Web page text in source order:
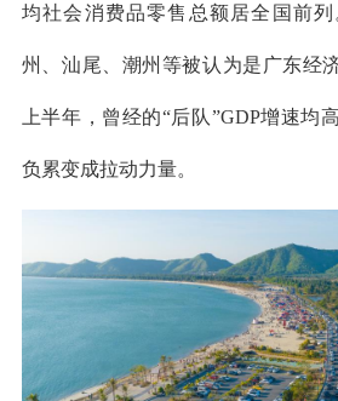
均社会消费品零售总额居全国前
州、汕尾、潮州等被认为是广东经
上半年，曾经的“后队”GDP增速均
负累变成拉动力量。